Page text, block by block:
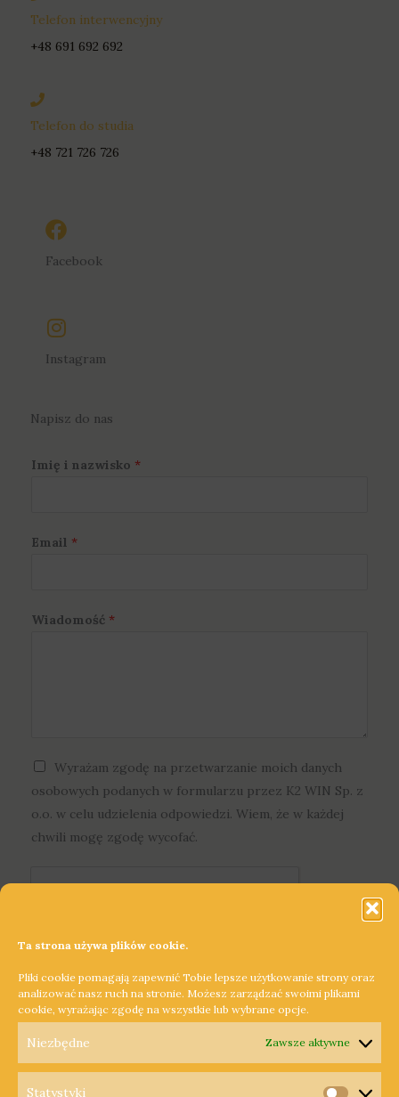
Ta strona używa plików cookie.
Pliki cookie pomagają zapewnić Tobie lepsze użytkowanie strony oraz
analizować nasz ruch na stronie. Możesz zarządzać swoimi plikami
cookie, wyrażając zgodę na wszystkie lub wybrane opcje.
Niezbędne Zawsze aktywne
Statystyki
Telefon interwencyjny
+48 691 692 692
Telefon do studia
+48 721 726 726
Facebook
Instagram
Napisz do nas
Imię i nazwisko *
Email *
Wiadomość *
R
O
D
O
g
n
e
*
Wyrażam zgodę na przetwarzanie moich danych
osobowych podanych w formularzu przez K2 WIN Sp. z
o.o. w celu udzielenia odpowiedzi. Wiem, że w każdej
chwili mogę zgodę wycofać.
Wyślij